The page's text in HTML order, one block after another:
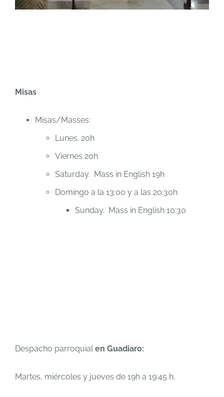
Misas
Misas/Masses:
Lunes. 20h
Viernes 20h
Saturday. Mass in English 19h
Domingo a la 13:00 y a las 20:30h
Sunday. Mass in English 10:30
Despacho parroquialen Guadiaro:
Martes, miércoles y jueves de 19h a 19:45 h.